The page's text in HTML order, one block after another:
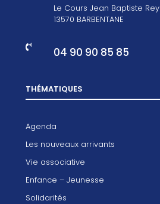
Le Cours Jean Baptiste Rey
13570 BARBENTANE
 04 90 90 85 85
THÉMATIQUES
Agenda
Les nouveaux arrivants
Vie associative
Enfance – Jeunesse
Solidarités